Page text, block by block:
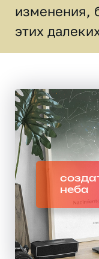
изменения,
этих
неба